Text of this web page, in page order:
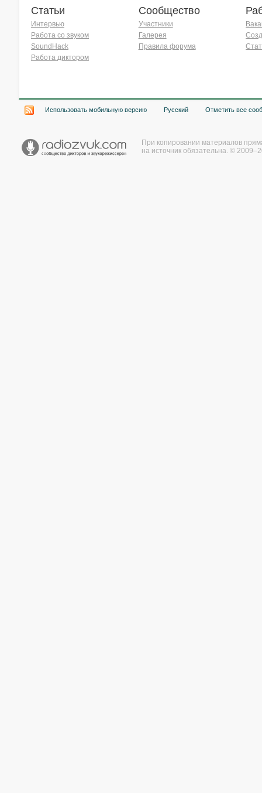
Статьи
Интервью
Работа со звуком
SoundHack
Работа диктором
Сообщество
Участники
Галерея
Правила форума
Использовать мобильную версию Русский Отметить все
При копировании материалов
на источник обязательна. ©